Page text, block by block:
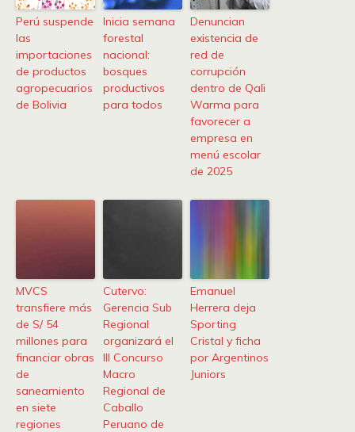
Perú suspende
las
importaciones
de productos
agropecuarios
de Bolivia
Inicia semana
forestal
nacional:
bosques
productivos
para todos
Denuncian
existencia de
red de
corrupción
dentro de Qali
Warma para
favorecer a
empresa en
menú escolar
de 2025
MVCS
transfiere más
de S/ 54
millones para
financiar obras
de
saneamiento
en siete
regiones
Cutervo:
Gerencia Sub
Regional
organizará el
III Concurso
Macro
Regional de
Caballo
Peruano de
Emanuel
Herrera deja
Sporting
Cristal y ficha
por Argentinos
Juniors